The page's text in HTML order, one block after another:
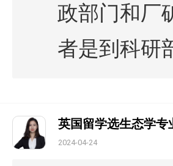
政部门和厂
者是到科研
英国留学选生态学专
2024-04-24